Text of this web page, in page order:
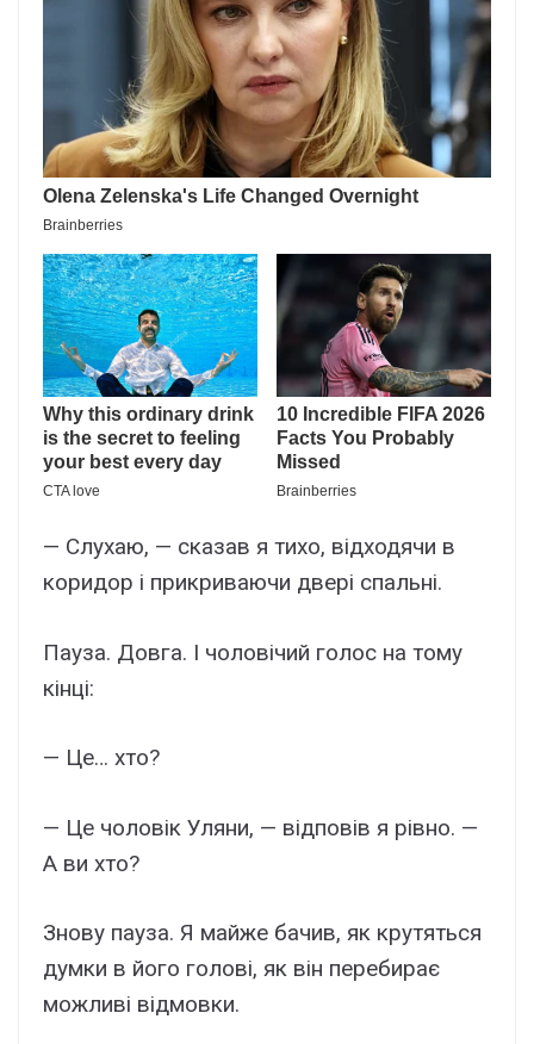
— Слухаю, — сказав я тихо, відходячи в
коридор і прикриваючи двері спальні.
Пауза. Довга. І чоловічий голос на тому
кінці:
— Це… хто?
— Це чоловік Уляни, — відповів я рівно. —
А ви хто?
Знову пауза. Я майже бачив, як крутяться
думки в його голові, як він перебирає
можливі відмовки.